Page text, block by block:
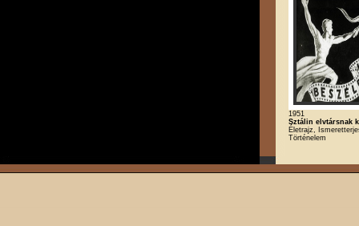
1951
Sztálin elvtársnak
Életrajz,
Történelem